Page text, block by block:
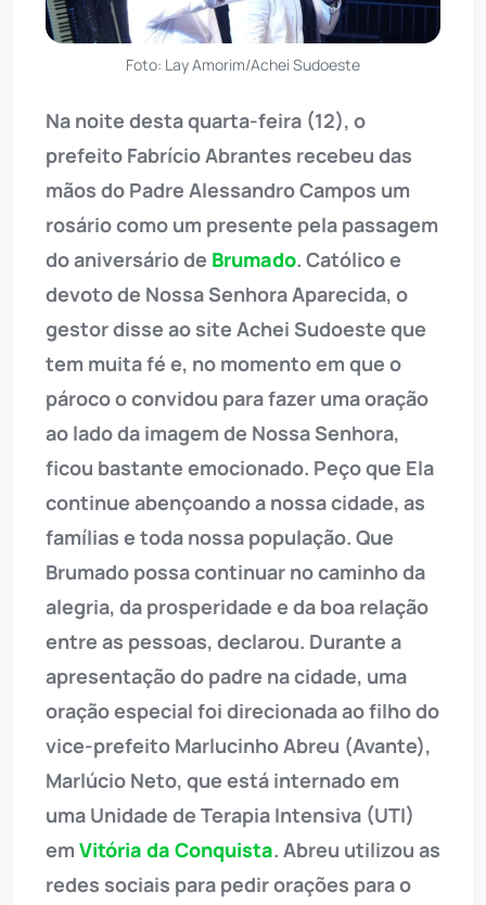
Foto: Lay Amorim/Achei Sudoeste
Na noite desta quarta-feira (12), o
prefeito Fabrício Abrantes recebeu das
mãos do Padre Alessandro Campos um
rosário como um presente pela passagem
do aniversário de Brumado. Católico e
devoto de Nossa Senhora Aparecida, o
gestor disse ao site Achei Sudoeste que
tem muita fé e, no momento em que o
pároco o convidou para fazer uma oração
ao lado da imagem de Nossa Senhora,
ficou bastante emocionado. Peço que Ela
continue abençoando a nossa cidade, as
famílias e toda nossa população. Que
Brumado possa continuar no caminho da
alegria, da prosperidade e da boa relação
entre as pessoas, declarou. Durante a
apresentação do padre na cidade, uma
oração especial foi direcionada ao filho do
vice-prefeito Marlucinho Abreu (Avante),
Marlúcio Neto, que está internado em
uma Unidade de Terapia Intensiva (UTI)
em Vitória da Conquista. Abreu utilizou as
redes sociais para pedir orações para o